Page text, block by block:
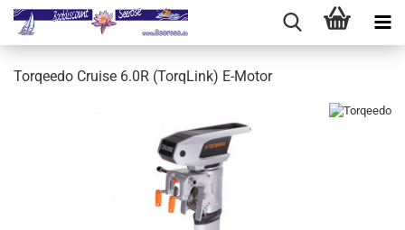
Torqeedo Cruise 6.0R (TorqLink) E-Motor